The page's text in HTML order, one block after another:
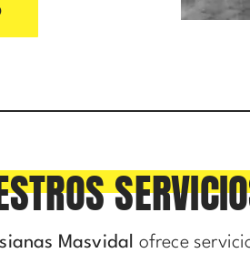
Masvidal ofrece